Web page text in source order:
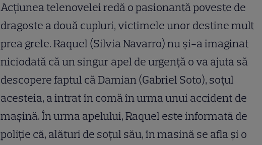
Acțiunea telenovelei redă o pasionantă poveste de
dragoste a două cupluri, victimele unor destine mult
prea grele. Raquel (Silvia Navarro) nu și-a imaginat
niciodată că un singur apel de urgență o va ajuta să
descopere faptul că Damian (Gabriel Soto), soțul
acesteia, a intrat în comă în urma unui accident de
mașină. În urma apelului, Raquel este informată de
poliție că, alături de soțul său, în masină se afla și o